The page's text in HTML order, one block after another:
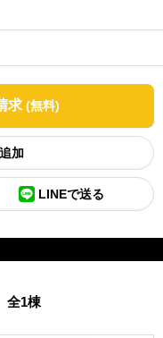
求 (無料)
LINEで送る
全1棟